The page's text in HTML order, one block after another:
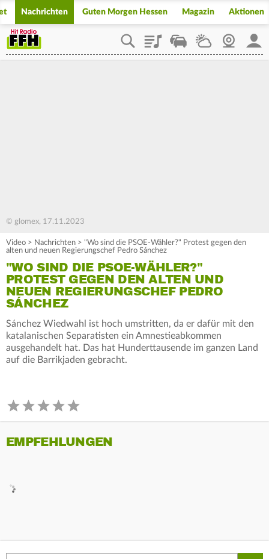
Nachrichten Guten Morgen Hessen Magazin Aktionen
PlaylistStaupilotWetterWebcam
© glomex, 17.11.2023
Video > Nachrichten > "Wo sind die PSOE-Wähler?" Protest gegen den
alten und neuen Regierungschef Pedro Sánchez
"WO SIND DIE PSOE-WÄHLER?"
PROTEST GEGEN DEN ALTEN UND
NEUEN REGIERUNGSCHEF PEDRO
SÁNCHEZ
Sánchez Wiedwahl ist hoch umstritten, da er dafür mit den
katalanischen Separatisten ein Amnestieabkommen
ausgehandelt hat. Das hat Hunderttausende im ganzen Land
auf die Barrikjaden gebracht.
EMPFEHLUNGEN